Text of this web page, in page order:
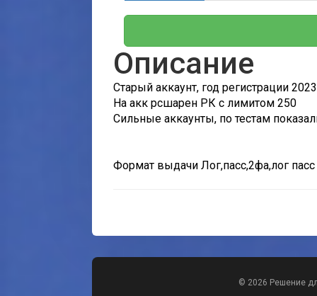
Описание
Старый аккаунт, год регистрации 2023
На акк рсшарен РК с лимитом 250
Сильные аккаунты, по тестам
Формат выдачи Лог,пасс,2фа,лог
© 2026 Решение